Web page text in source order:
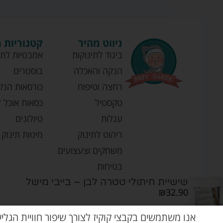
שישיית חיתולי טטרה לבן – בייבי מישל
₪32.90
ניווט מהיר
ביגוד לתינוקות
הנקה והאכלה
רחצה וטיפוח
טקסטיל
עגלות
ריהוט לתינוק
משחקים וצעצועים
בטיחות
אמבטיות
בוסטרים
כורסאות
כסאות אוכל
טיולונים
מיטות תינוק
אנו משתמשים בקבצי קוקיז לצורך שיפור חוויית